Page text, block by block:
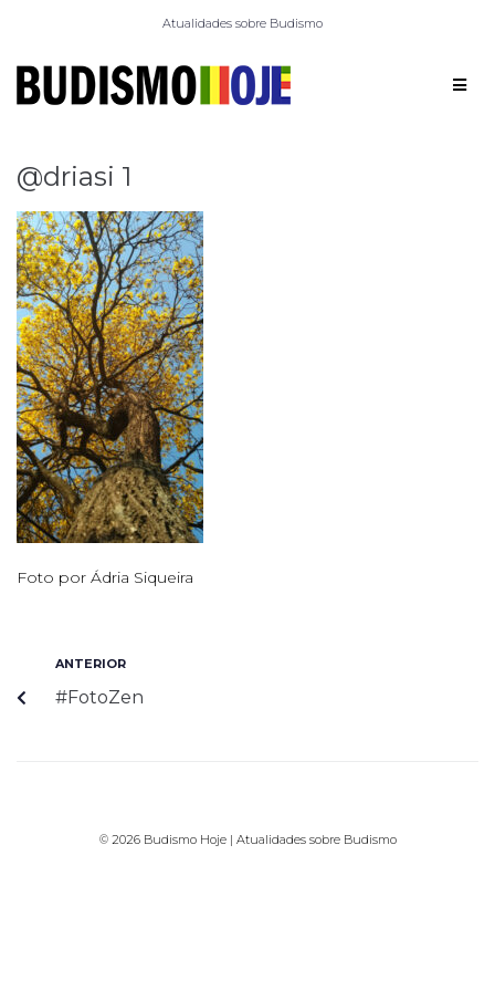
Atualidades sobre Budismo
@driasi 1
Foto por Ádria Siqueira
ANTERIOR
#FotoZen
© 2026 Budismo Hoje | Atualidades sobre Budismo